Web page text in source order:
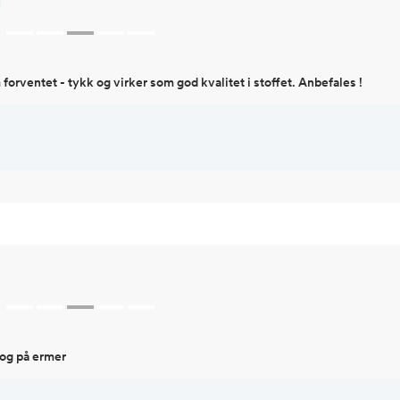
forventet - tykk og virker som god kvalitet i stoffet. Anbefales !
på ermer